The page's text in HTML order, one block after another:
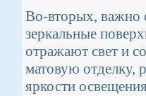
Во-вторых, важно
зеркальные
отражают свет и
матовую отделку,
яркости